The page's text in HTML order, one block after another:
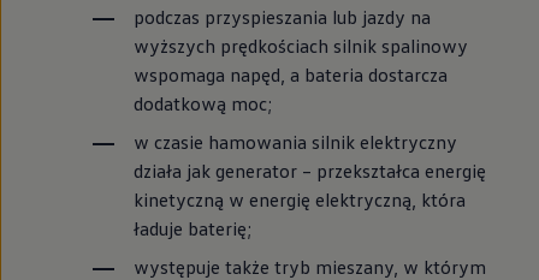
podczas przyspieszania lub jazdy na
wyższych prędkościach silnik spalinowy
wspomaga napęd, a bateria dostarcza
dodatkową moc;
w czasie hamowania silnik elektryczny
działa jak generator – przekształca energię
kinetyczną w energię elektryczną, która
ładuje baterię;
występuje także tryb mieszany, w którym